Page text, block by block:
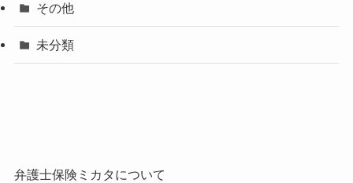
その他
未分類
弁護士保険ミカタについて